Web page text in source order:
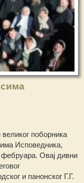
поборника
Исповедника,
Овај дивни
и панонског Г.Г.